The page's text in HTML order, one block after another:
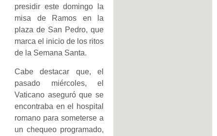
presidir este domingo la
misa de Ramos en la
plaza de San Pedro, que
marca el inicio de los ritos
de la Semana Santa.
Cabe destacar que, el
pasado miércoles, el
Vaticano aseguró que se
encontraba en el hospital
romano para someterse a
un chequeo programado,